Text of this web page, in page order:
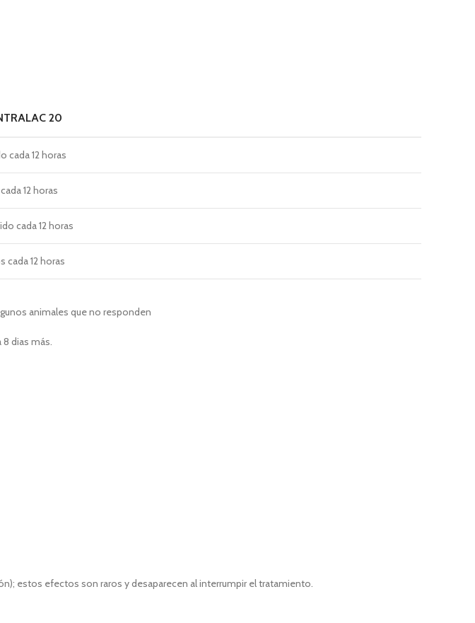
20
cada 12 horas
12 horas
cada 12 horas
cada 12 horas
animales que no responden
dias más.
estos efectos son raros y desaparecen al interrumpir el tratamiento.